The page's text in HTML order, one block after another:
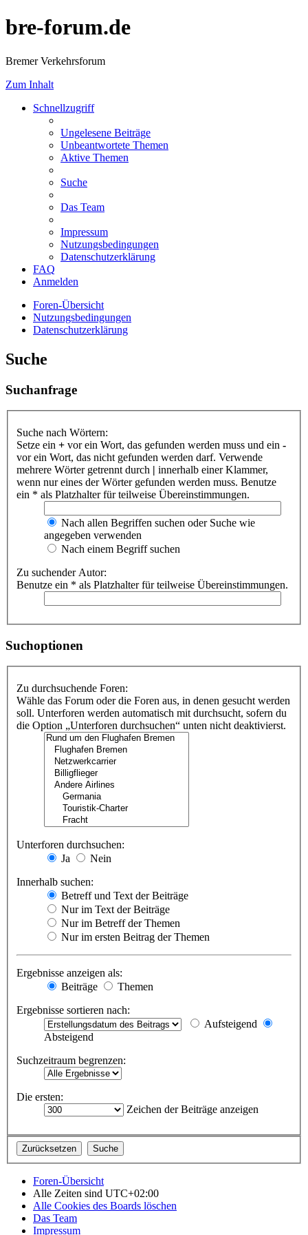
bre-forum.de
Bremer Verkehrsforum
Zum Inhalt
Schnellzugriff
Ungelesene Beiträge
Unbeantwortete Themen
Aktive Themen
Suche
Das Team
Impressum
Nutzungsbedingungen
Datenschutzerklärung
FAQ
Anmelden
Foren-Übersicht
Nutzungsbedingungen
Datenschutzerklärung
Suche
Suchanfrage
Suche nach Wörtern:
Setze ein + vor ein Wort, das gefunden werden muss und ein -
vor ein Wort, das nicht gefunden werden darf. Verwende
mehrere Wörter getrennt durch | innerhalb einer Klammer,
wenn nur eines der Wörter gefunden werden muss. Benutze
ein * als Platzhalter für teilweise Übereinstimmungen.
Nach allen Begriffen suchen oder Suche wie
angegeben verwenden
Nach einem Begriff suchen
Zu suchender Autor:
Benutze ein * als Platzhalter für teilweise Übereinstimmungen.
Suchoptionen
Zu durchsuchende Foren:
Wähle das Forum oder die Foren aus, in denen gesucht werden
soll. Unterforen werden automatisch mit durchsucht, sofern du
die Option „Unterforen durchsuchen“ unten nicht deaktivierst.
Unterforen durchsuchen:
Ja
Nein
Innerhalb suchen:
Betreff und Text der Beiträge
Nur im Text der Beiträge
Nur im Betreff der Themen
Nur im ersten Beitrag der Themen
Ergebnisse anzeigen als:
Beiträge
Themen
Ergebnisse sortieren nach:
Aufsteigend
Absteigend
Suchzeitraum begrenzen:
Die ersten:
Zeichen der Beiträge anzeigen
Foren-Übersicht
Alle Zeiten sind UTC+02:00
Alle Cookies des Boards löschen
Das Team
Impressum